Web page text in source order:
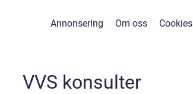
Annonsering Om oss Cookies
VVS konsulter